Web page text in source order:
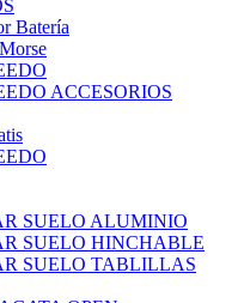
Batería
ACCESORIOS
SUELO ALUMINIO
SUELO HINCHABLE
SUELO TABLILLAS